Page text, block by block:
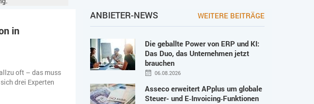
in
oft – das muss
drei Experten
ANBIETER-NEWS WEITERE BEITRÄGE
Die geballte Power von ERP und KI:
Das Duo, das Unternehmen jetzt
brauchen
06.08.2026
Asseco erweitert APplus um globale
Steuer- und E‑Invoicing‑Funktionen